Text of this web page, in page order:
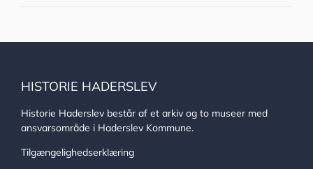
HISTORIE HADERSLEV
Historie Haderslev består af et arkiv og to museer med
ansvarsområde i Haderslev Kommune.
Tilgængelighedserklæring